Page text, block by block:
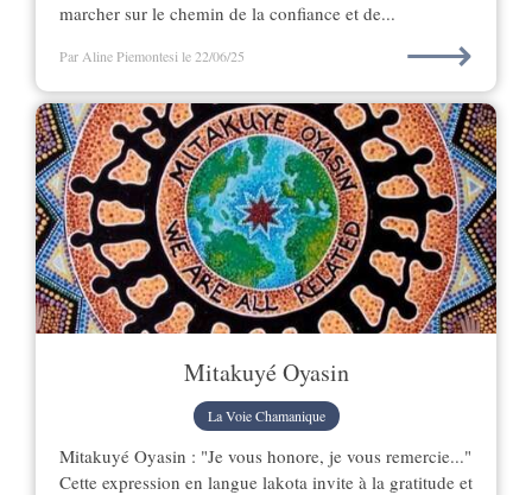
marcher sur le chemin de la confiance et de...
Par Aline Piemontesi le 22/06/25 ⟶
Mitakuyé Oyasin
La Voie Chamanique
Mitakuyé Oyasin : "Je vous honore, je vous remercie..."
Cette expression en langue lakota invite à la gratitude et